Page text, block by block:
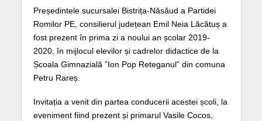
Președintele sucursalei Bistrița-Năsăud a Partidei
Romilor PE, consilierul județean Emil Neia Lăcătuș a
fost prezent în prima zi a noului an școlar 2019-
2020, în mijlocul elevilor și cadrelor didactice de la
Școala Gimnazială ”Ion Pop Reteganul” din comuna
Petru Rareș.
Invitația a venit din partea conducerii acestei școli, la
eveniment fiind prezent și primarul Vasile Cocos,